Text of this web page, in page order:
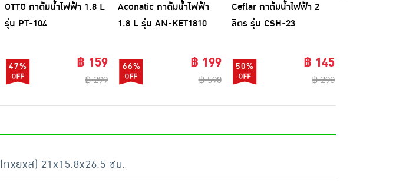
OTTO กาต้มน้ำไฟฟ้า 1.8 L
รุ่น PT-104
47% ฿ 159
฿ 299
Aconatic กาต้มน้ำไฟฟ้า
1.8 L รุ่น AN-KET1810
66% ฿ 199
฿ 590
Ceflar กาต้มน้ำไฟฟ้า 2
ลิตร รุ่น CSH-23
50% ฿ 145
฿ 290
(กxยxส) 21x15.8x26.5 ซม.